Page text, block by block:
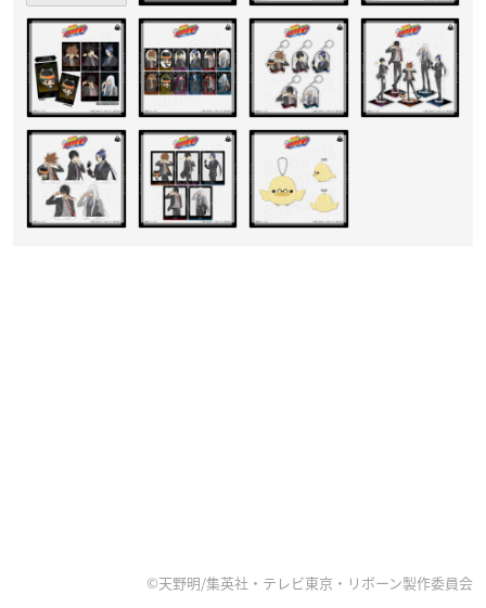
©天野明/集英社・テレビ東京・リボーン製作委員会